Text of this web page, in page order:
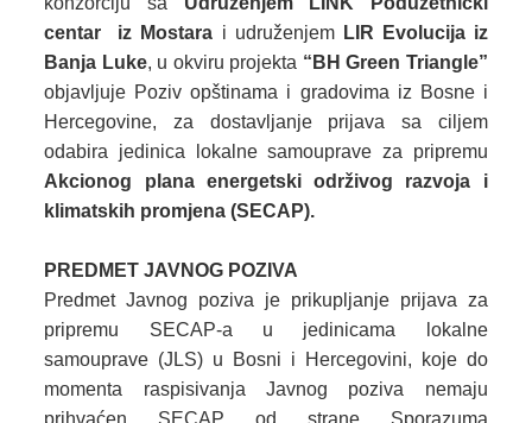
centar iz Mostara i udruženjem LIR Evolucija iz
Banja Luke, u okviru projekta “BH Green Triangle”
objavljuje Poziv opštinama i gradovima iz Bosne i
Hercegovine, za dostavljanje prijava sa ciljem
odabira jedinica lokalne samouprave za pripremu
Akcionog plana energetski održivog razvoja i
klimatskih promjena(SECAP).
PREDMET JAVNOG POZIVA
Predmet Javnog poziva je prikupljanje prijava za
pripremu SECAP-a u jedinicama lokalne
samouprave (JLS) u Bosni i Hercegovini, koje do
momenta raspisivanja Javnog poziva nemaju